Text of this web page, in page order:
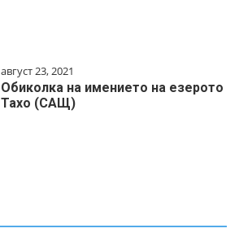
август 23, 2021
Обиколка на имението на езерото
Тахо (САЩ)